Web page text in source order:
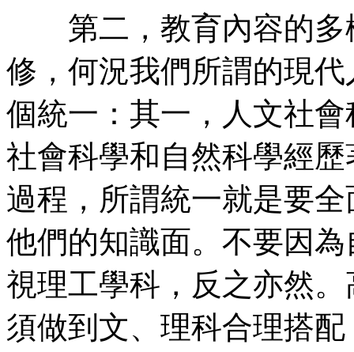
第二，教育內容的多
修，何況我們所謂的現
個統一：其一，人文社
社會科學和自然科學經
過程，所謂統一就是要
他們的知識面。不要因
視理工學科，反之亦然
須做到文、理科合理搭